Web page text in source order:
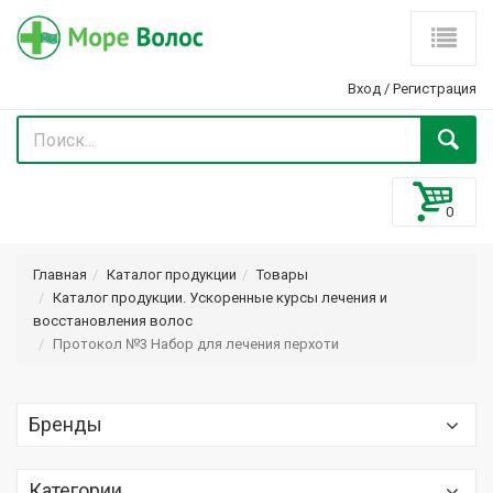
Вход / Регистрация
Главная Каталог продукции
Товары
Каталог продукции. Ускоренные курсы лечения и
восстановления волос
Протокол №3 Набор для лечения перхоти
Бренды